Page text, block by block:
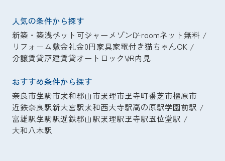
人気の条件から探す
新築・築浅ペット可シャーメゾンD-roomネット無料
リフォーム敷金礼金0円家具家電付き猫ちゃんOK
分譲賃貸戸建賃貸オートロックVR内見
おすすめ条件から探す
奈良市生駒市大和郡山市天理市王寺町香芝市橿原市
近鉄奈良駅新大宮駅大和西大寺駅高の原駅学園前駅
富雄駅生駒駅近鉄郡山駅天理駅王寺駅五位堂駅
大和八木駅